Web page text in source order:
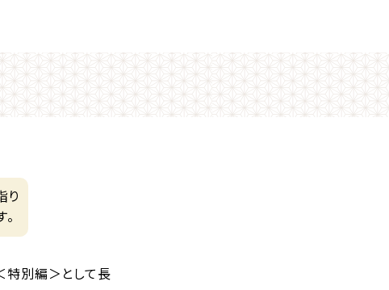
り
特別編＞として長